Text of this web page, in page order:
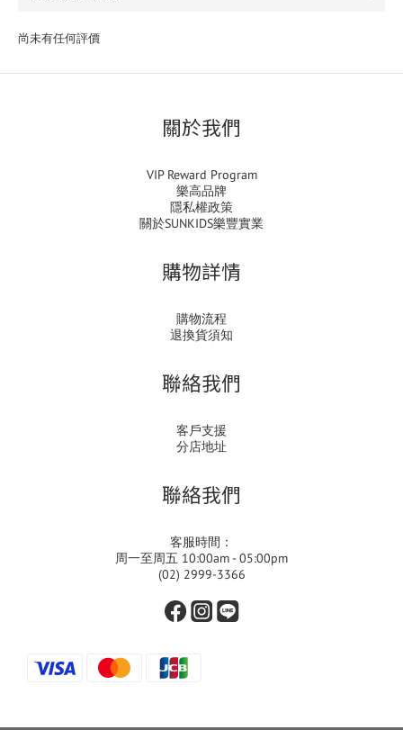
尚未有任何評價
關於我們
VIP Reward Program
樂高品牌
隱私權政策
關於SUNKIDS樂豐實業
購物詳情
購物流程
退換貨須知
聯絡我們
客戶支援
分店地址
聯絡我們
客服時間：
周一至周五 10:00am - 05:00pm
(02) 2999-3366